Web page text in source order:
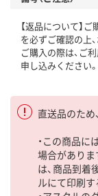
【返品について】
を必ずご確認の上
ご購入の際は、ご
申し込みください。
直送品のため
・この商品に
場合があり
は、商品到着
ルにて印刷す